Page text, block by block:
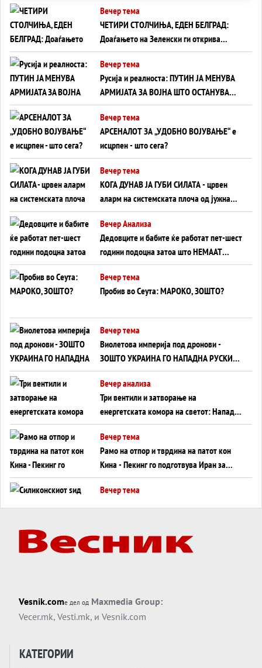
Вечер тема
ЧЕТИРИ СТОЛЧИЊА, ЕДЕН БЕЛГРАД:
Доаѓањето на Зеленски ги открива
тајните на политиката на балансирање
на Вучиќ
Вечер тема
Русија и реалноста: ПУТИН ЈА МЕНУВА
АРМИЈАТА ЗА ВОЈНА ШТО ОСТАНУВА
БЕЗ ФРОНТ
Вечер тема
АРСЕНАЛОТ ЗА „УДОБНО ВОЈУВАЊЕ“ е
исцрпен - што сега?
Вечер тема
КОГА ДУНАВ ЈА ГУБИ СИЛАТА - црвен
аларм на системската плоча од јужна
Германија до Црното Море...
Вечер Анализа
Дедовците и бабите ќе работат пет-шест
години подоцна затоа што НЕМААТ
ВНУЦИ ДА ГИ ЗАМЕНАТ
Вечер тема
Пробив во Сеута: МАРОКО, ЗОШТО?
Вечер тема
Виолетова империја под дронови -
ЗОШТО УКРАИНА ГО НАПАДНА РУСКИОТ
WILDBERRIES
Вечер анализа
Три вентили и затворање на
енергетската комора на светот: Нападот
во Суец најавува глобален енергетски
инфаркт?
Вечер тема
Рамо на отпор и тврдина на патот кон
Кина - Пекинг го подготвува Иран за
американска копнена инвазија
Вечер тема
Вечер тема
Трамп тврди дека повторно „разговара“
Вечер тема
ДЛАБОКО УДОЛУ: Сметководствените
трикови што го соборија ЕНРОН ги
Vesnik.comе дел од Maxmedia Group:
Vecer.mk, Vesti.mk, и Vesnik.com
КАТЕГОРИИ